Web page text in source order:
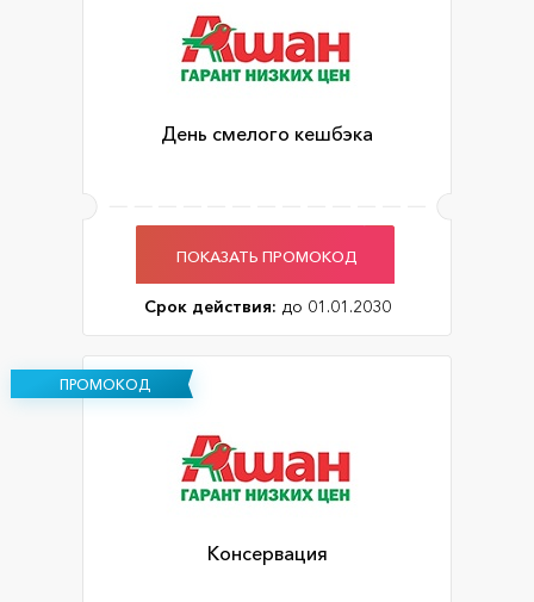
День смелого кешбэка
ПОКАЗАТЬ ПРОМОКОД
Срок действия: до 01.01.2030
ПРОМОКОД
Консервация